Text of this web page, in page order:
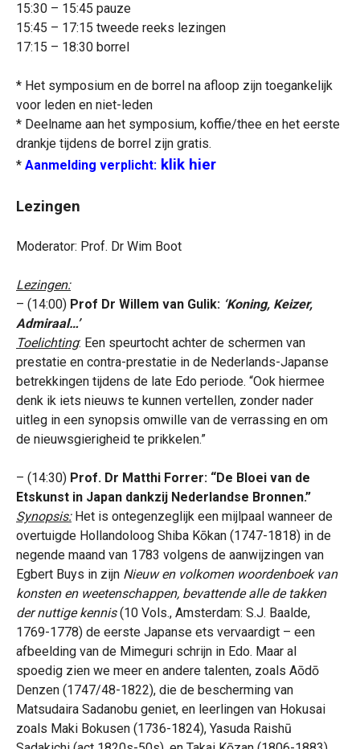
15:30 – 15:45 pauze
15:45 – 17:15 tweede reeks lezingen
17:15 – 18:30 borrel
* Het symposium en de borrel na afloop zijn toegankelijk
voor leden en niet-leden
* Deelname aan het symposium, koffie/thee en het eerste
drankje tijdens de borrel zijn gratis.
* Aanmelding verplicht: klik hier
Lezingen
Moderator: Prof. Dr Wim Boot
Lezingen:
– (14:00) Prof Dr Willem van Gulik: ‘Koning, Keizer,
Admiraal…’
Toelichting: Een speurtocht achter de schermen van
prestatie en contra-prestatie in de Nederlands-Japanse
betrekkingen tijdens de late Edo periode. “Ook hiermee
denk ik iets nieuws te kunnen vertellen, zonder nader
uitleg in een synopsis omwille van de verrassing en om
de nieuwsgierigheid te prikkelen.”
– (14:30) Prof. Dr Matthi Forrer: “De Bloei van de
Etskunst in Japan dankzij Nederlandse Bronnen.”
Synopsis:Het is ontegenzeglijk een mijlpaal wanneer de
overtuigde Hollandoloog Shiba Kōkan (1747-1818) in de
negende maand van 1783 volgens de aanwijzingen van
Egbert Buys in zijn Nieuw en volkomen woordenboek van
konsten en weetenschappen, bevattende alle de takken
der nuttige kennis(10 Vols., Amsterdam: S.J. Baalde,
1769-1778) de eerste Japanse ets vervaardigt – een
afbeelding van de Mimeguri schrijn in Edo. Maar al
spoedig zien we meer en andere talenten, zoals Aōdō
Denzen (1747/48-1822), die de bescherming van
Matsudaira Sadanobu geniet, en leerlingen van Hokusai
zoals Maki Bokusen (1736-1824), Yasuda Raishū